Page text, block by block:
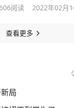
606阅读 2022年02月
查看更多
局